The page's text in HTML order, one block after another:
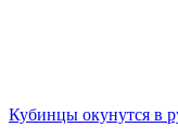
Кубинцы окунутся в